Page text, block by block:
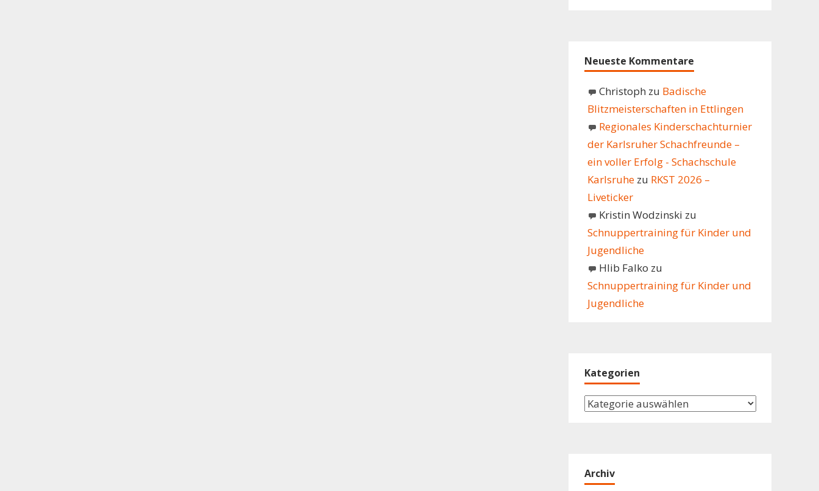
Neueste Kommentare
Christoph zu Badische
Blitzmeisterschaften in Ettlingen
Regionales Kinderschachturnier
der Karlsruher Schachfreunde –
ein voller Erfolg - Schachschule
Karlsruhezu RKST 2026 –
Liveticker
Kristin Wodzinski zu
Schnuppertraining für Kinder und
Jugendliche
Hlib Falko zu
Schnuppertraining für Kinder und
Jugendliche
Kategorien
Kategorien
Archiv